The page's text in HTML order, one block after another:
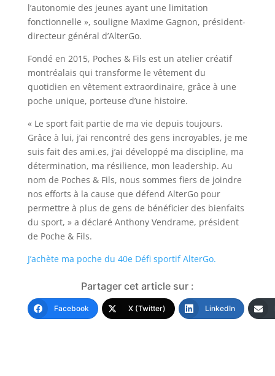
l’autonomie des jeunes ayant une limitation
fonctionnelle », souligne Maxime Gagnon, président-
directeur général d’AlterGo.
Fondé en 2015, Poches & Fils est un atelier créatif
montréalais qui transforme le vêtement du
quotidien en vêtement extraordinaire, grâce à une
poche unique, porteuse d’une histoire.
« Le sport fait partie de ma vie depuis toujours.
Grâce à lui, j’ai rencontré des gens incroyables, je me
suis fait des ami.es, j’ai développé ma discipline, ma
détermination, ma résilience, mon leadership. Au
nom de Poches & Fils, nous sommes fiers de joindre
nos efforts à la cause que défend AlterGo pour
permettre à plus de gens de bénéficier des bienfaits
du sport, » a déclaré Anthony Vendrame, président
de Poche & Fils.
J’achète ma poche du 40e Défi sportif AlterGo.
Partager cet article sur :
Facebook X (Twitter) LinkedIn